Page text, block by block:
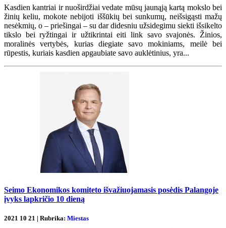
Kasdien kantriai ir nuoširdžiai vedate mūsų jaunąją kartą mokslo bei
žinių keliu, mokote nebijoti iššūkių bei sunkumų, neišsigąsti mažų
nesėkmių, o – priešingai – su dar didesniu užsidegimu siekti išsikelto
tikslo bei ryžtingai ir užtikrintai eiti link savo svajonės. Žinios,
moralinės vertybės, kurias diegiate savo mokiniams, meilė bei
rūpestis, kuriais kasdien apgaubiate savo auklėtinius, yra...
Seimo Ekonomikos komiteto išvažiuojamasis posėdis Palangoje
įvyks lapkričio 10 dieną
2021 10 21 | Rubrika: Miestas